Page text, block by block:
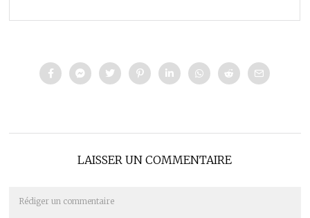
LAISSER UN COMMENTAIRE